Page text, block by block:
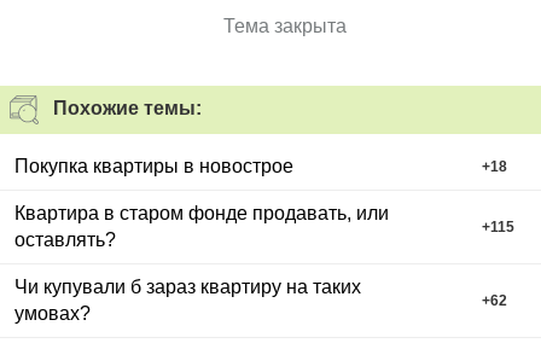
Тема закрыта
Похожие темы:
Покупка квартиры в новострое +18
Квартира в старом фонде продавать, или
оставлять?
+115
Чи купували б зараз квартиру на таких
умовах?
+62